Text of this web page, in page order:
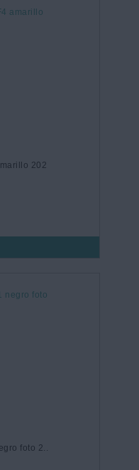
202
foto 2..